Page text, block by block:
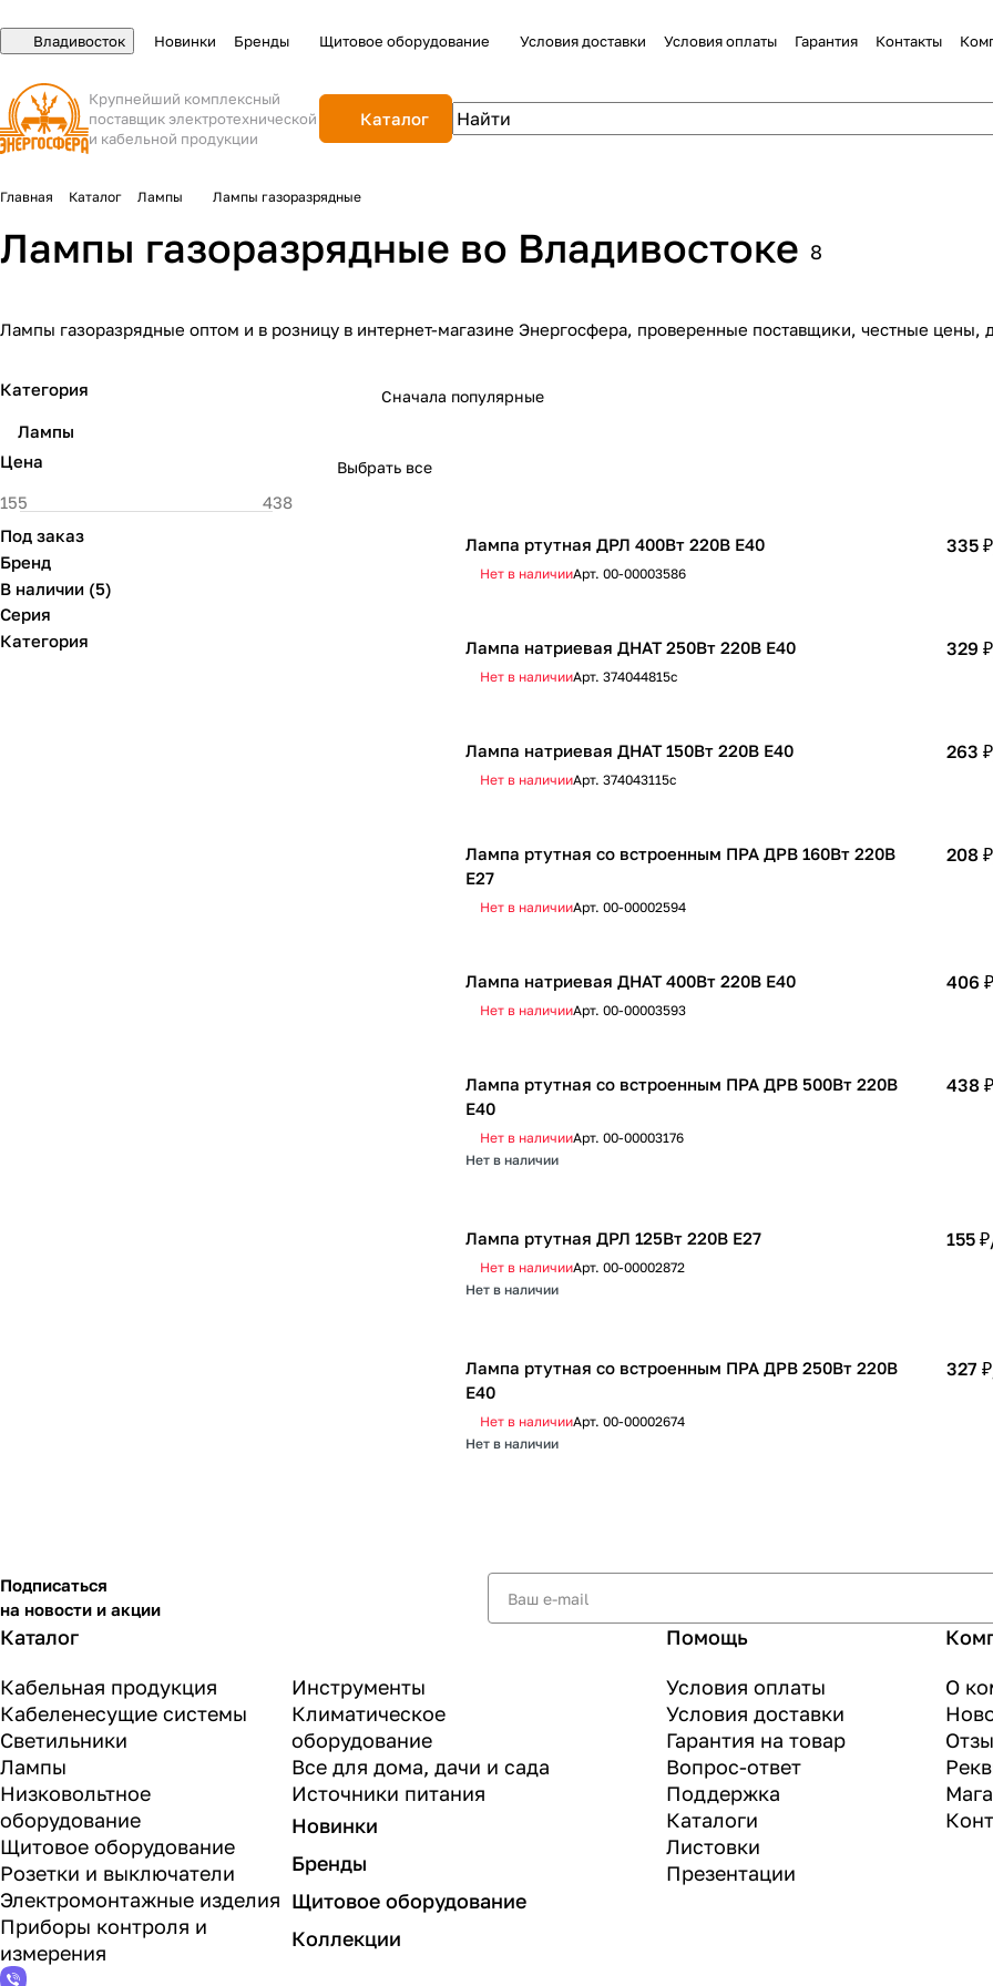
Владивосток Новинки Бренды Щитовое оборудование Условия доставки Условия оплаты Гарантия Контакты
Крупнейший комплексный
поставщик электротехнической
и кабельной продукции
Каталог
Главная Каталог Лампы Лампы газоразрядные
Лампы газоразрядные во Владивостоке 8
Лампы газоразрядные оптом и в розницу в интернет-магазине Энергосфера, проверенные поставщики, честные цены,
Сначала популярные
Выбрать все
Лампа ртутная ДРЛ 400Вт 220В Е40
Нет в наличииАрт. 00-00003586
335
Лампа натриевая ДНАТ 250Вт 220В Е40
Нет в наличииАрт. 374044815с
329
Лампа натриевая ДНАТ 150Вт 220В Е40
Нет в наличииАрт. 374043115с
263
Лампа ртутная со встроенным ПРА ДРВ 160Вт 220В
Е27
Нет в наличииАрт. 00-00002594
208
Лампа натриевая ДНАТ 400Вт 220В Е40
Нет в наличииАрт. 00-00003593
406
Лампа ртутная со встроенным ПРА ДРВ 500Вт 220В
Е40
Нет в наличииАрт. 00-00003176
Нет в наличии
438
Лампа ртутная ДРЛ 125Вт 220В Е27
Нет в наличииАрт. 00-00002872
Нет в наличии
155
Лампа ртутная со встроенным ПРА ДРВ 250Вт 220В
Е40
Нет в наличииАрт. 00-00002674
Нет в наличии
327
Категория
Лампы
Цена
Под заказ
Бренд
В наличии (5)
Серия
Категория
Подписаться
на новости и акции
Каталог
Кабельная продукция
Кабеленесущие системы
Светильники
Лампы
Низковольтное
оборудование
Щитовое оборудование
Розетки и выключатели
Электромонтажные изделия
Приборы контроля и
измерения
Инструменты
Климатическое
оборудование
Все для дома, дачи и сада
Источники питания
Новинки
Бренды
Щитовое оборудование
Коллекции
Помощь
Условия оплаты
Условия доставки
Гарантия на товар
Вопрос-ответ
Поддержка
Каталоги
Листовки
Презентации
О